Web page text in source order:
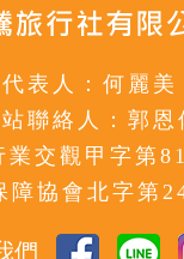
代表人：何麗美
聯絡人：郭恩
業交觀甲字第
障協會北字第
們